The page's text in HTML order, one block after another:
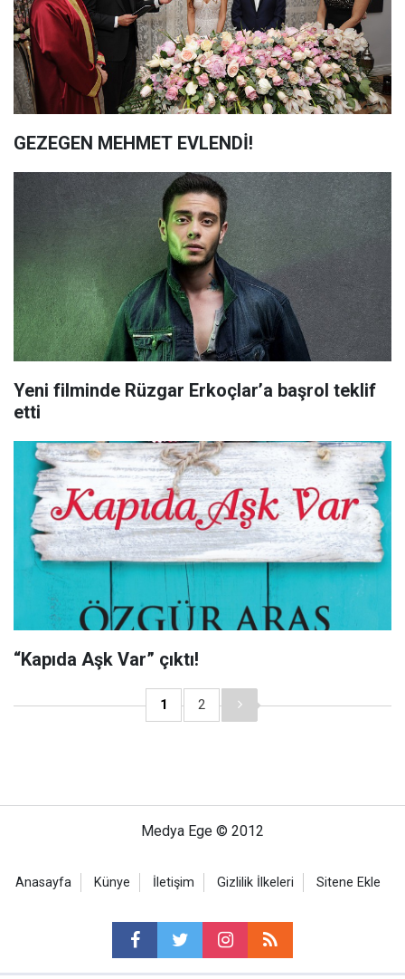
GEZEGEN MEHMET EVLENDİ!
Yeni filminde Rüzgar Erkoçlar’a başrol teklif
etti
“Kapıda Aşk Var” çıktı!
1 2
Medya Ege © 2012
Anasayfa Künye İletişim Gizlilik İlkeleri Sitene Ekle